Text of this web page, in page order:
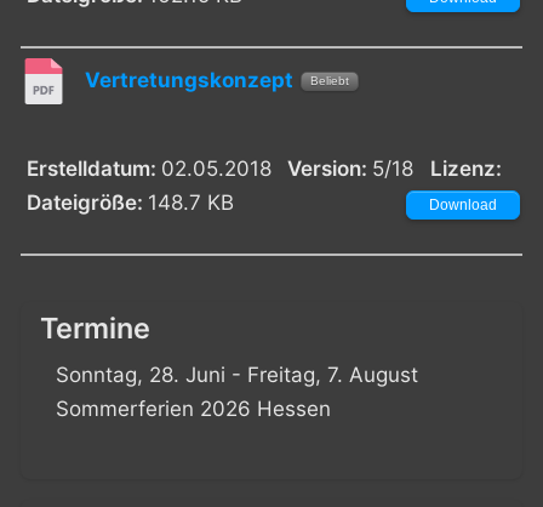
Vertretungskonzept Beliebt
Erstelldatum: 02.05.2018 Version: 5/18
Lizenz:
Dateigröße: 148.7 KB Download
Termine
Sonntag, 28. Juni - Freitag, 7. August
Sommerferien 2026 Hessen